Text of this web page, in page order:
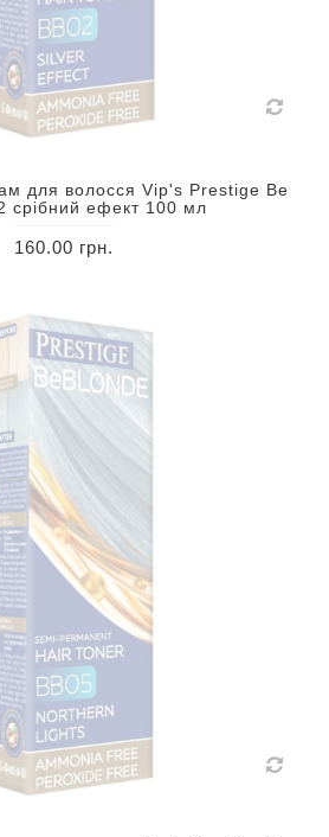
для волосся Vip's Prestige Be
срібний ефект 100 мл
160.00 грн.